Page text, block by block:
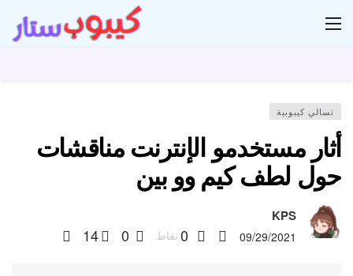
تسالي كيبوبية
أثار مستخدمو الإنترنت مناقشات
حول لطف كيم وو بين
KPS
09/29/2021
0 نقاط 0
14